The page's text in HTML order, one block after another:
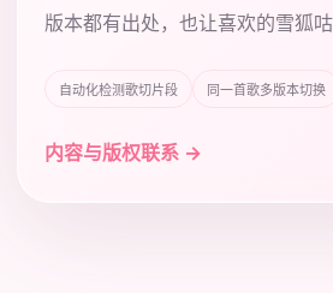
版本都有出处，也让喜欢的雪狐咕
自动化检测歌切片段 同一首歌多版本切换
内容与版权联系 →